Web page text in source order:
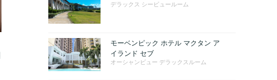
デラックス シービュールーム
モーベンピック ホテル マクタン ア
イランド セブ
オーシャンビュー デラックスルーム